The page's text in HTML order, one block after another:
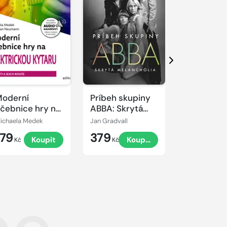
hry na
Medek
Kč Koupit
Príbeh skupiny
ABBA: Skrytá
melanchólia
Jan Gradvall
379 Kč Koupit
Další